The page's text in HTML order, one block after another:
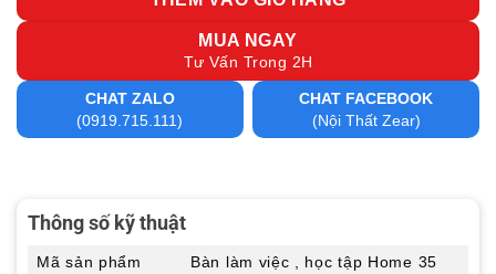
MUA NGAY
Tư Vấn Trong 2H
CHAT ZALO
(0919.715.111)
CHAT FACEBOOK
(Nội Thất Zear)
Thông số kỹ thuật
Mã sản phẩm
Bàn làm việc , học tập Home 35